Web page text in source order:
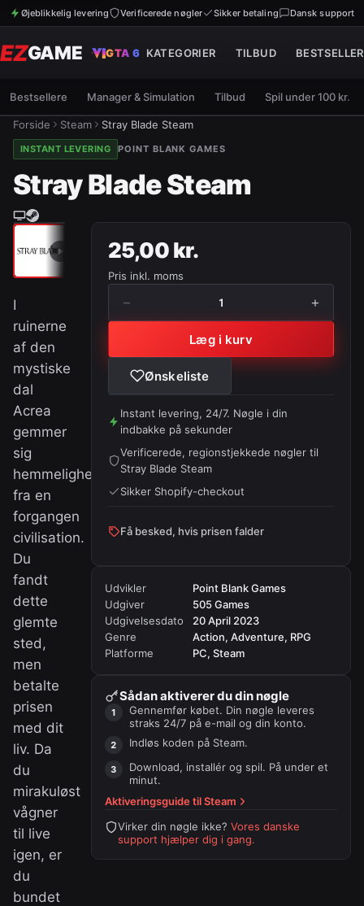
Øjeblikkelig levering Verificerede nøgler Sikker betaling Dansk support
EZGAME GTA 6 KATEGORIER TILBUD
Bestsellere Manager & Simulation Tilbud Spil under 100 kr.
Forside Steam Stray Blade Steam
INSTANT LEVERING POINT BLANK GAMES
Stray Blade Steam
I
ruinerne
af den
mystiske
dal
Acrea
gemmer
sig
hemmeligheder
fra en
forgangen
civilisation.
Du
fandt
dette
glemte
sted,
men
betalte
prisen
med dit
liv. Da
du
mirakuløst
vågner
til live
igen, er
du
bundet
25,00 kr.
Pris inkl. moms
− 1 +
Læg i kurv
Ønskeliste
Instant levering, 24/7. Nøgle i din
indbakke på sekunder
Verificerede, regionstjekkede nøgler til
Stray Blade Steam
Sikker Shopify-checkout
Få besked, hvis prisen falder
Udvikler
Point Blank Games
Udgiver
505 Games
Udgivelsesdato
20 April 2023
Genre
Action, Adventure, RPG
Platforme
PC, Steam
Sådan aktiverer du din nøgle
Gennemfør købet. Din nøgle leveres
straks 24/7 på e-mail og din konto.
Indløs koden på Steam.
Download, installér og spil. På under et
minut.
Aktiveringsguide tilSteam
Virker din nøgle ikke? Vores danske
support hjælper dig i gang.